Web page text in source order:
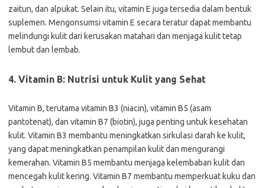
zaitun, dan alpukat. Selain itu, vitamin E juga tersedia dalam bentuk
suplemen. Mengonsumsi vitamin E secara teratur dapat membantu
melindungi kulit dari kerusakan matahari dan menjaga kulit tetap
lembut dan lembab.
4. Vitamin B: Nutrisi untuk Kulit yang Sehat
Vitamin B, terutama vitamin B3 (niacin), vitamin B5 (asam
pantotenat), dan vitamin B7 (biotin), juga penting untuk kesehatan
kulit. Vitamin B3 membantu meningkatkan sirkulasi darah ke kulit,
yang dapat meningkatkan penampilan kulit dan mengurangi
kemerahan. Vitamin B5 membantu menjaga kelembaban kulit dan
mencegah kulit kering. Vitamin B7 membantu memperkuat kuku dan